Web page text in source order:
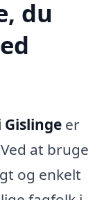
du
er
at bruge
og enkelt